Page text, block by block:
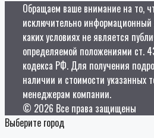
Обращаем ваше внимание на то,
исключительно информационный
каких условиях не является
определяемой положениями ст.
кодекса РФ. Для получения
наличии и стоимости указанных
менеджерам компании.
© 2026 Все права защищены
Выберите город